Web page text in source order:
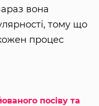
вона
тому що
процес
посіву та